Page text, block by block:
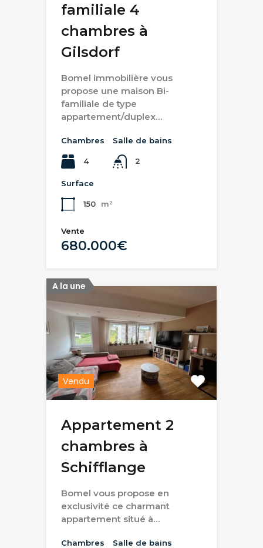
familiale 4
chambres à
Gilsdorf
Bomel immobilière vous
propose une maison Bi-
familiale de type
appartement/duplex…
Chambres
4
Salle de bains
2
Surface
150 m²
Vente
680.000€
A la une
Vendu
Appartement 2
chambres à
Schifflange
Bomel vous propose en
exclusivité ce charmant
appartement situé à…
Chambres Salle de bains